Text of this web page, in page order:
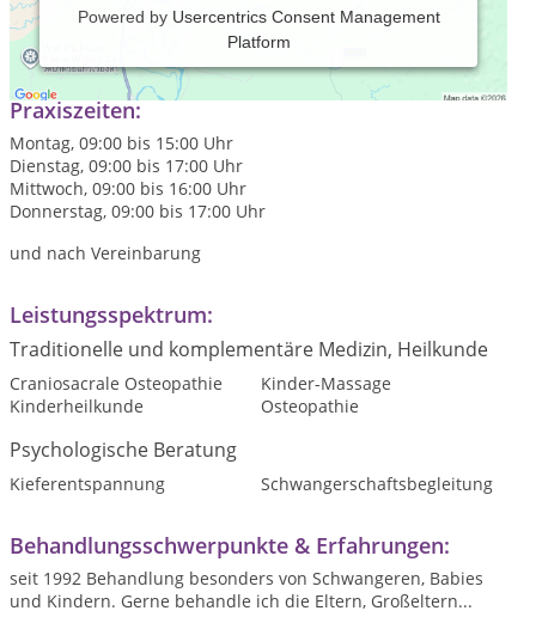
Powered by Usercentrics Consent Management
Platform
Praxis für Osteopathie und Naturheilkunde
Praxiszeiten:
Montag, 09:00 bis 15:00 Uhr
Dienstag, 09:00 bis 17:00 Uhr
Mittwoch, 09:00 bis 16:00 Uhr
Donnerstag, 09:00 bis 17:00 Uhr
und nach Vereinbarung
Leistungsspektrum:
Traditionelle und komplementäre Medizin, Heilkunde
Craniosacrale Osteopathie
Kinder-Massage
Kinderheilkunde
Osteopathie
Psychologische Beratung
Kieferentspannung Schwangerschaftsbegleitung
Behandlungsschwerpunkte & Erfahrungen:
seit 1992 Behandlung besonders von Schwangeren, Babies
und Kindern. Gerne behandle ich die Eltern, Großeltern...